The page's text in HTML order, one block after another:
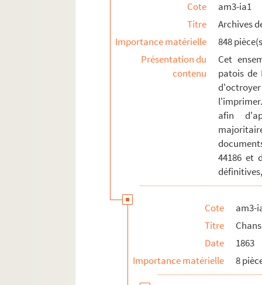
am3-ia1-1888. Chansons de 1888
am3-ia1-1889. Chansons de 1889
am3-ia1-1890. Chansons de 1890
am3-ia1-1891. Chansons de 1891
am3-n. Biens communaux non-bâtis
am3-q. Etablissement hospitaliers et
am3-r. Enseignement, action culturelle,
am4. Lille et autres villes
Cote
am3-ia1
Titre
Archives
Importance matérielle
848
Présentation du
contenu
Cet
patois de
afin
44186 et
Cote
am3-
Titre
Date
1863
Importance matérielle
8